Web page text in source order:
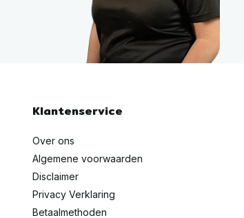
Klantenservice
Over ons
Algemene voorwaarden
Disclaimer
Privacy Verklaring
Betaalmethoden